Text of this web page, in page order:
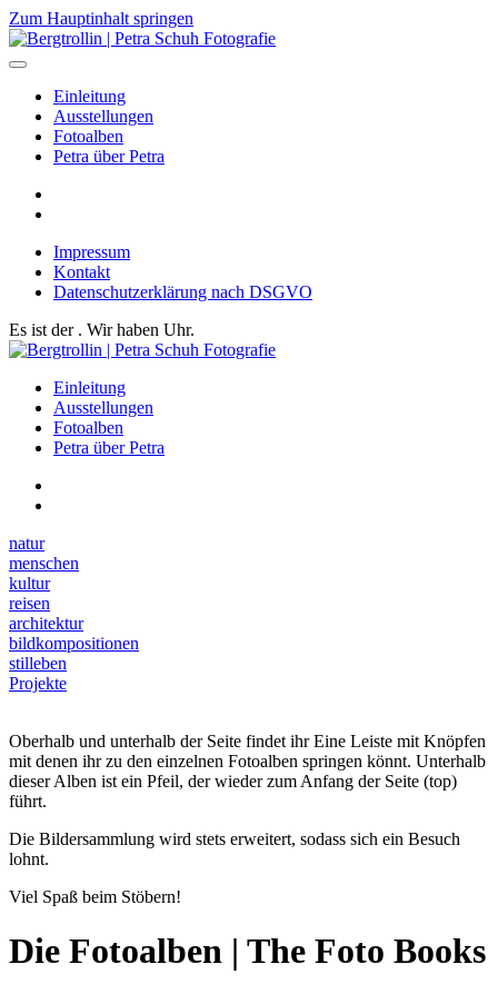
Zum Hauptinhalt springen
Einleitung
Ausstellungen
Fotoalben
Petra über Petra
Impressum
Kontakt
Datenschutzerklärung nach DSGVO
Es ist der . Wir haben Uhr.
Einleitung
Ausstellungen
Fotoalben
Petra über Petra
natur
menschen
kultur
reisen
architektur
bildkompositionen
stilleben
Projekte
Oberhalb und unterhalb der Seite findet ihr Eine Leiste mit Knöpfen
mit denen ihr zu den einzelnen Fotoalben springen könnt. Unterhalb
dieser Alben ist ein Pfeil, der wieder zum Anfang der Seite (top)
führt.
Die Bildersammlung wird stets erweitert, sodass sich ein Besuch
lohnt.
Viel Spaß beim Stöbern!
Die Fotoalben | The Foto Books